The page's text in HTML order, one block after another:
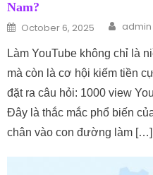
Nam?
Posted on
October 6, 2025 Author
admin
Làm YouTube không chỉ là
mà còn là cơ hội kiếm tiền
đặt ra câu hỏi: 1000 view
Đây là thắc mắc phổ biến
chân vào con đường làm […]